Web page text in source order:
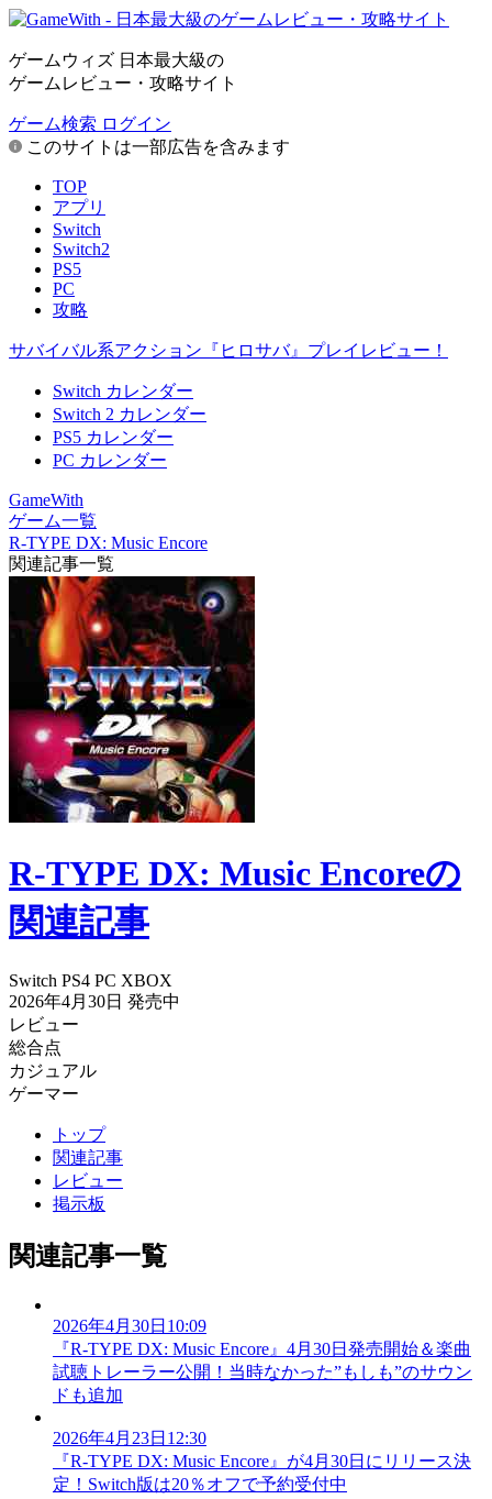
ゲームウィズ 日本最大級の
ゲームレビュー・攻略サイト
ゲーム検索 ログイン
このサイトは一部広告を含みます
TOP
アプリ
Switch
Switch2
PS5
PC
攻略
サバイバル系アクション『ヒロサバ』プレイレビュー！
Switch カレンダー
Switch 2 カレンダー
PS5 カレンダー
PC カレンダー
GameWith
ゲーム一覧
R-TYPE DX: Music Encore
関連記事一覧
R-TYPE DX: Music Encoreの
関連記事
Switch PS4 PC XBOX
2026年4月30日 発売中
レビュー
総合点
カジュアル
ゲーマー
トップ
関連記事
レビュー
掲示板
関連記事一覧
2026年4月30日10:09
『R-TYPE DX: Music Encore』4月30日発売開始＆楽曲
試聴トレーラー公開！当時なかった”もしも”のサウン
ドも追加
2026年4月23日12:30
『R-TYPE DX: Music Encore』が4月30日にリリース決
定！Switch版は20％オフで予約受付中